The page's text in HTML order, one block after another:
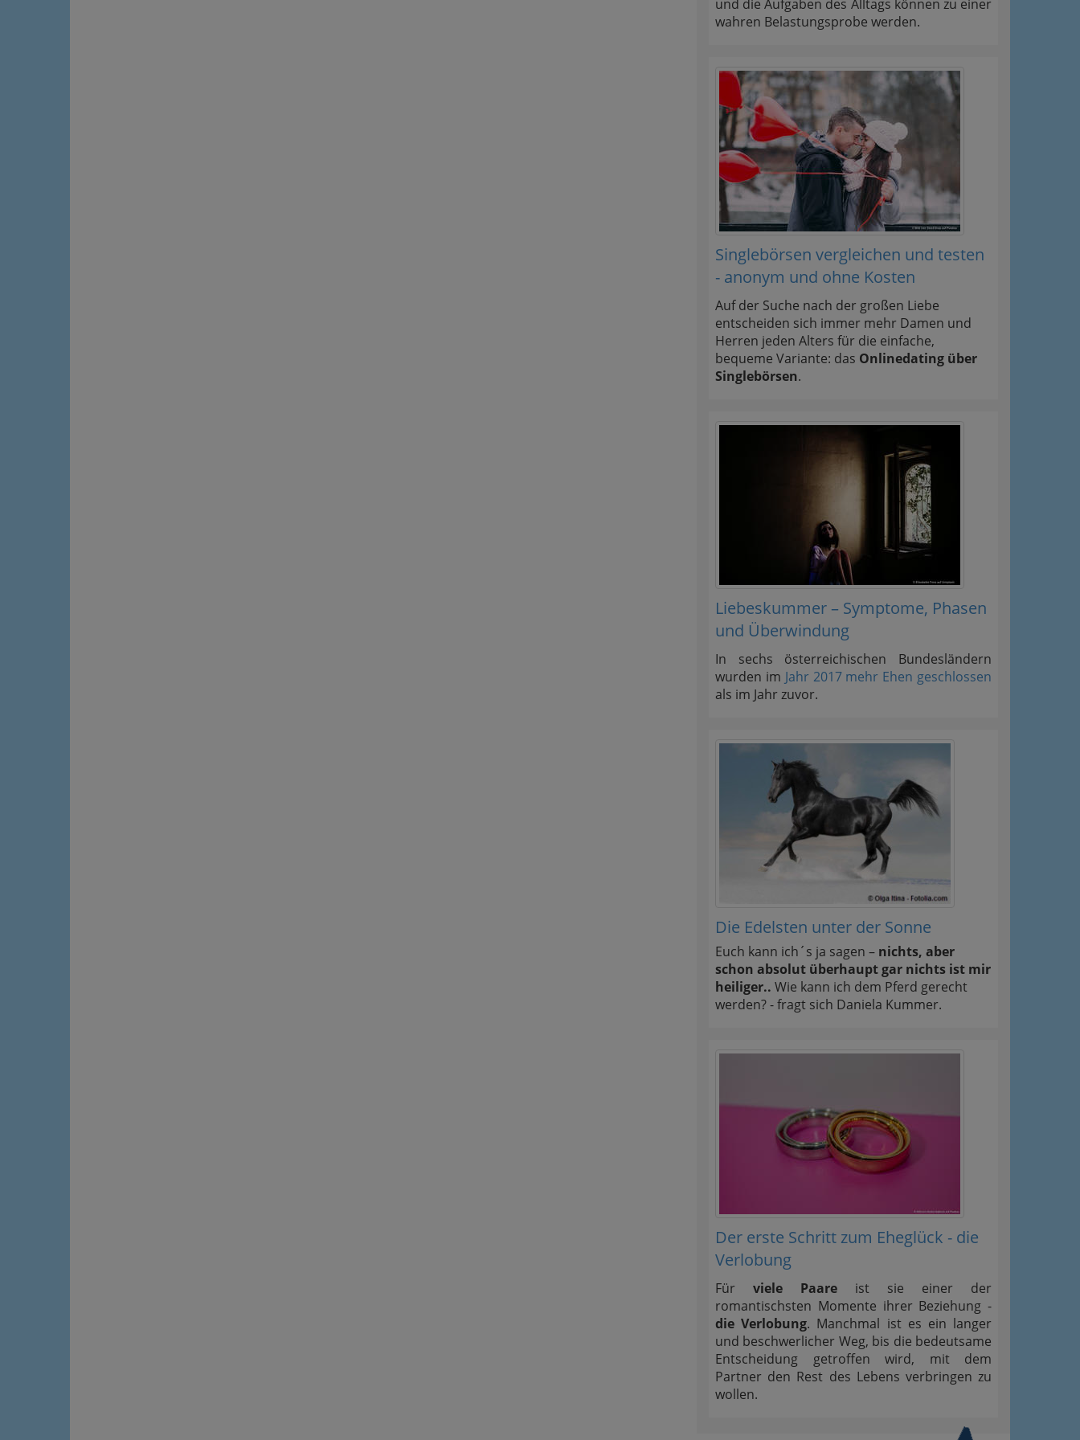
und die Aufgaben des Alltags können zu einer
wahren Belastungsprobe werden.
Singlebörsen vergleichen und testen
- anonym und ohne Kosten
Auf der Suche nach der großen Liebe
entscheiden sich immer mehr Damen und
Herren jeden Alters für die einfache,
bequeme Variante: das Onlinedating über
Singlebörsen.
Liebeskummer – Symptome, Phasen
und Überwindung
In sechs österreichischen Bundesländern
wurden im Jahr 2017 mehr Ehen geschlossen
als im Jahr zuvor.
Die Edelsten unter der Sonne
Euch kann ich´s ja sagen – nichts, aber
schon absolut überhaupt gar nichts ist mir
heiliger.. Wie kann ich dem Pferd gerecht
werden? - fragt sich Daniela Kummer.
Der erste Schritt zum Eheglück - die
Verlobung
Für viele Paare ist sie einer der
romantischsten Momente ihrer Beziehung -
die Verlobung. Manchmal ist es ein langer
und beschwerlicher Weg, bis die bedeutsame
Entscheidung getroffen wird, mit dem
Partner den Rest des Lebens verbringen zu
wollen.